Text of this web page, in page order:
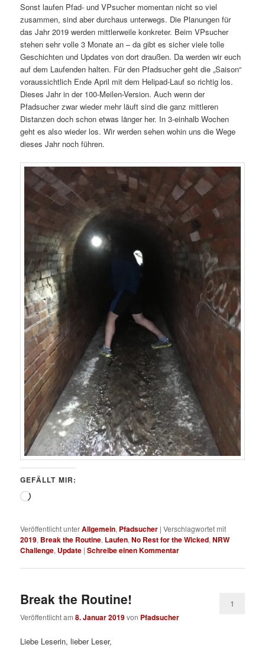
Sonst laufen Pfad- und VPsucher momentan nicht so viel
zusammen, sind aber durchaus unterwegs. Die Planungen für
das Jahr 2019 werden mittlerweile konkreter. Beim VPsucher
stehen sehr volle 3 Monate an – da gibt es sicher viele tolle
Geschichten und Updates von dort draußen. Da werden wir euch
auf dem Laufenden halten. Für den Pfadsucher geht die „Saison“
voraussichtlich Ende April mit dem Helipad-Lauf so richtig los.
Dieses Jahr in der 100-Meilen-Version. Auch wenn der
Pfadsucher zwar wieder mehr läuft sind die ganz mittleren
Distanzen doch schon etwas länger her. In 3-einhalb Wochen
geht es also wieder los. Wir werden sehen wohin uns die Wege
dieses Jahr noch führen.
GEFÄLLT MIR:
Wird
Veröffentlicht unterAllgemein, Pfadsucher |Verschlagwortet mit
2019, Break the Routine, Laufen,No Rest for the Wicked,NRW
Challenge, Update |Schreibe einen Kommentar
Break the Routine!
Veröffentlicht am8. Januar 2019von Pfadsucher
1
Liebe Leserin, lieber Leser,